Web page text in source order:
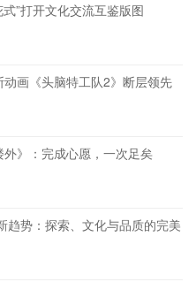
式”打开文化交流互鉴版图
画《头脑特工队2》断层领先
》：完成心愿，一次足矣
趋势：探索、文化与品质的完美